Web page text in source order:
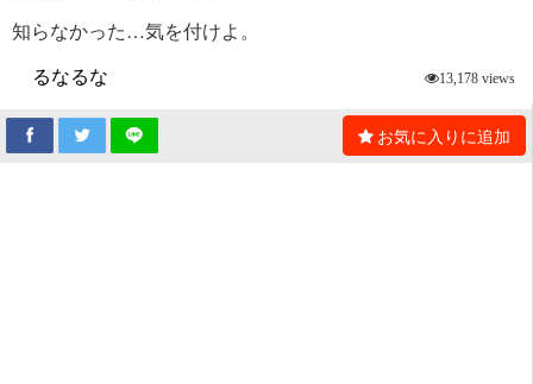
知らなかった…気を付けよ。
るなるな
13,178 views
お気に入りに追加